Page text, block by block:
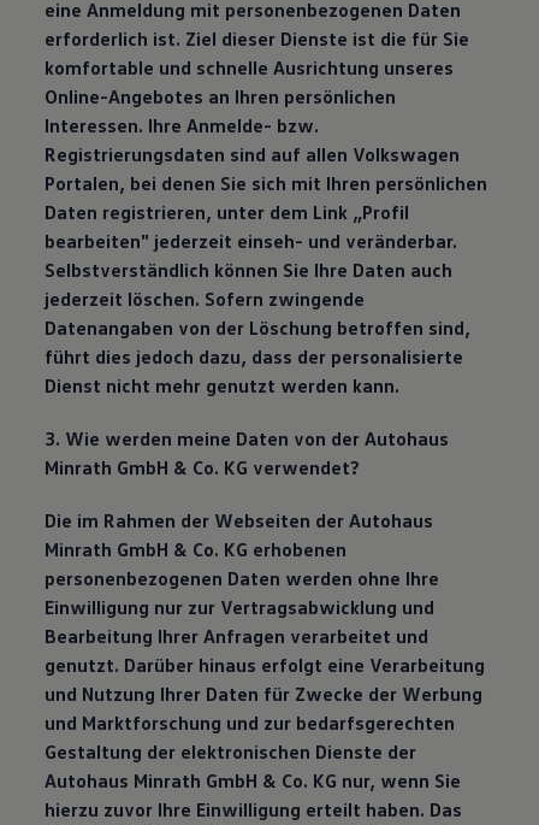
eine Anmeldung mit personenbezogenen Daten
erforderlich ist. Ziel dieser Dienste ist die für Sie
komfortable und schnelle Ausrichtung unseres
Online-Angebotes an Ihren persönlichen
Interessen. Ihre Anmelde- bzw.
Registrierungsdaten sind auf allen Volkswagen
Portalen, bei denen Sie sich mit Ihren persönlichen
Daten registrieren, unter dem Link „Profil
bearbeiten" jederzeit einseh- und veränderbar.
Selbstverständlich können Sie Ihre Daten auch
jederzeit löschen. Sofern zwingende
Datenangaben von der Löschung betroffen sind,
führt dies jedoch dazu, dass der personalisierte
Dienst nicht mehr genutzt werden kann.
3. Wie werden meine Daten von der Autohaus
Minrath GmbH & Co. KG verwendet?
Die im Rahmen der Webseiten der Autohaus
Minrath GmbH & Co. KG erhobenen
personenbezogenen Daten werden ohne Ihre
Einwilligung nur zur Vertragsabwicklung und
Bearbeitung Ihrer Anfragen verarbeitet und
genutzt. Darüber hinaus erfolgt eine Verarbeitung
und Nutzung Ihrer Daten für Zwecke der Werbung
und Marktforschung und zur bedarfsgerechten
Gestaltung der elektronischen Dienste der
Autohaus Minrath GmbH & Co. KG nur, wenn Sie
hierzu zuvor Ihre Einwilligung erteilt haben. Das